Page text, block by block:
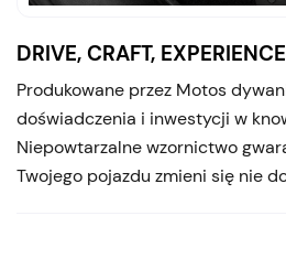
DRIVE, CRAFT, EXPERIENCE
Produkowane przez Motos
doświadczenia i inwestycji w
Niepowtarzalne wzornictwo
Twojego pojazdu zmieni się nie